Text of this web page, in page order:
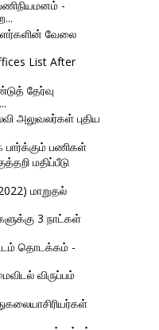
-
வேலை
List After
தேர்வு
அலுவலர்கள் புதிய
பார்க்கும் பணிகள்
மதிப்பீடு
மாறுதல்
3 நாட்கள்
தொடக்கம் -
விருப்பம்